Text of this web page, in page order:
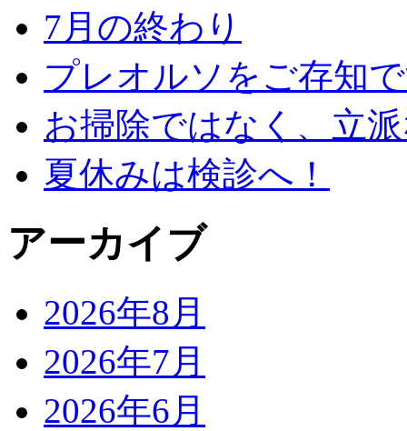
7月の終わり
プレオルソをご存知
お掃除ではなく、立
夏休みは検診へ！
アーカイブ
2026年8月
2026年7月
2026年6月